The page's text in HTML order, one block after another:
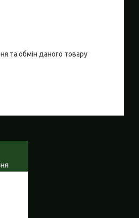
та обмін даного товару